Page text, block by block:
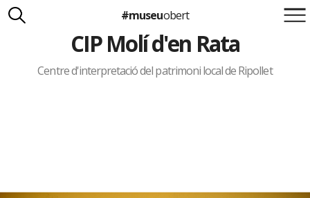
Suma't a la iniciativa
Carlota Royo
Francesca Barcellona
#museuobert
CIP Molí d'en Rata
Centre d'interpretació del patrimoni local de Ripollet